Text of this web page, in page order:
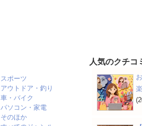
スポーツ
アウトドア・釣り
車・バイク
パソコン・家電
そのほか
人気のクチコ